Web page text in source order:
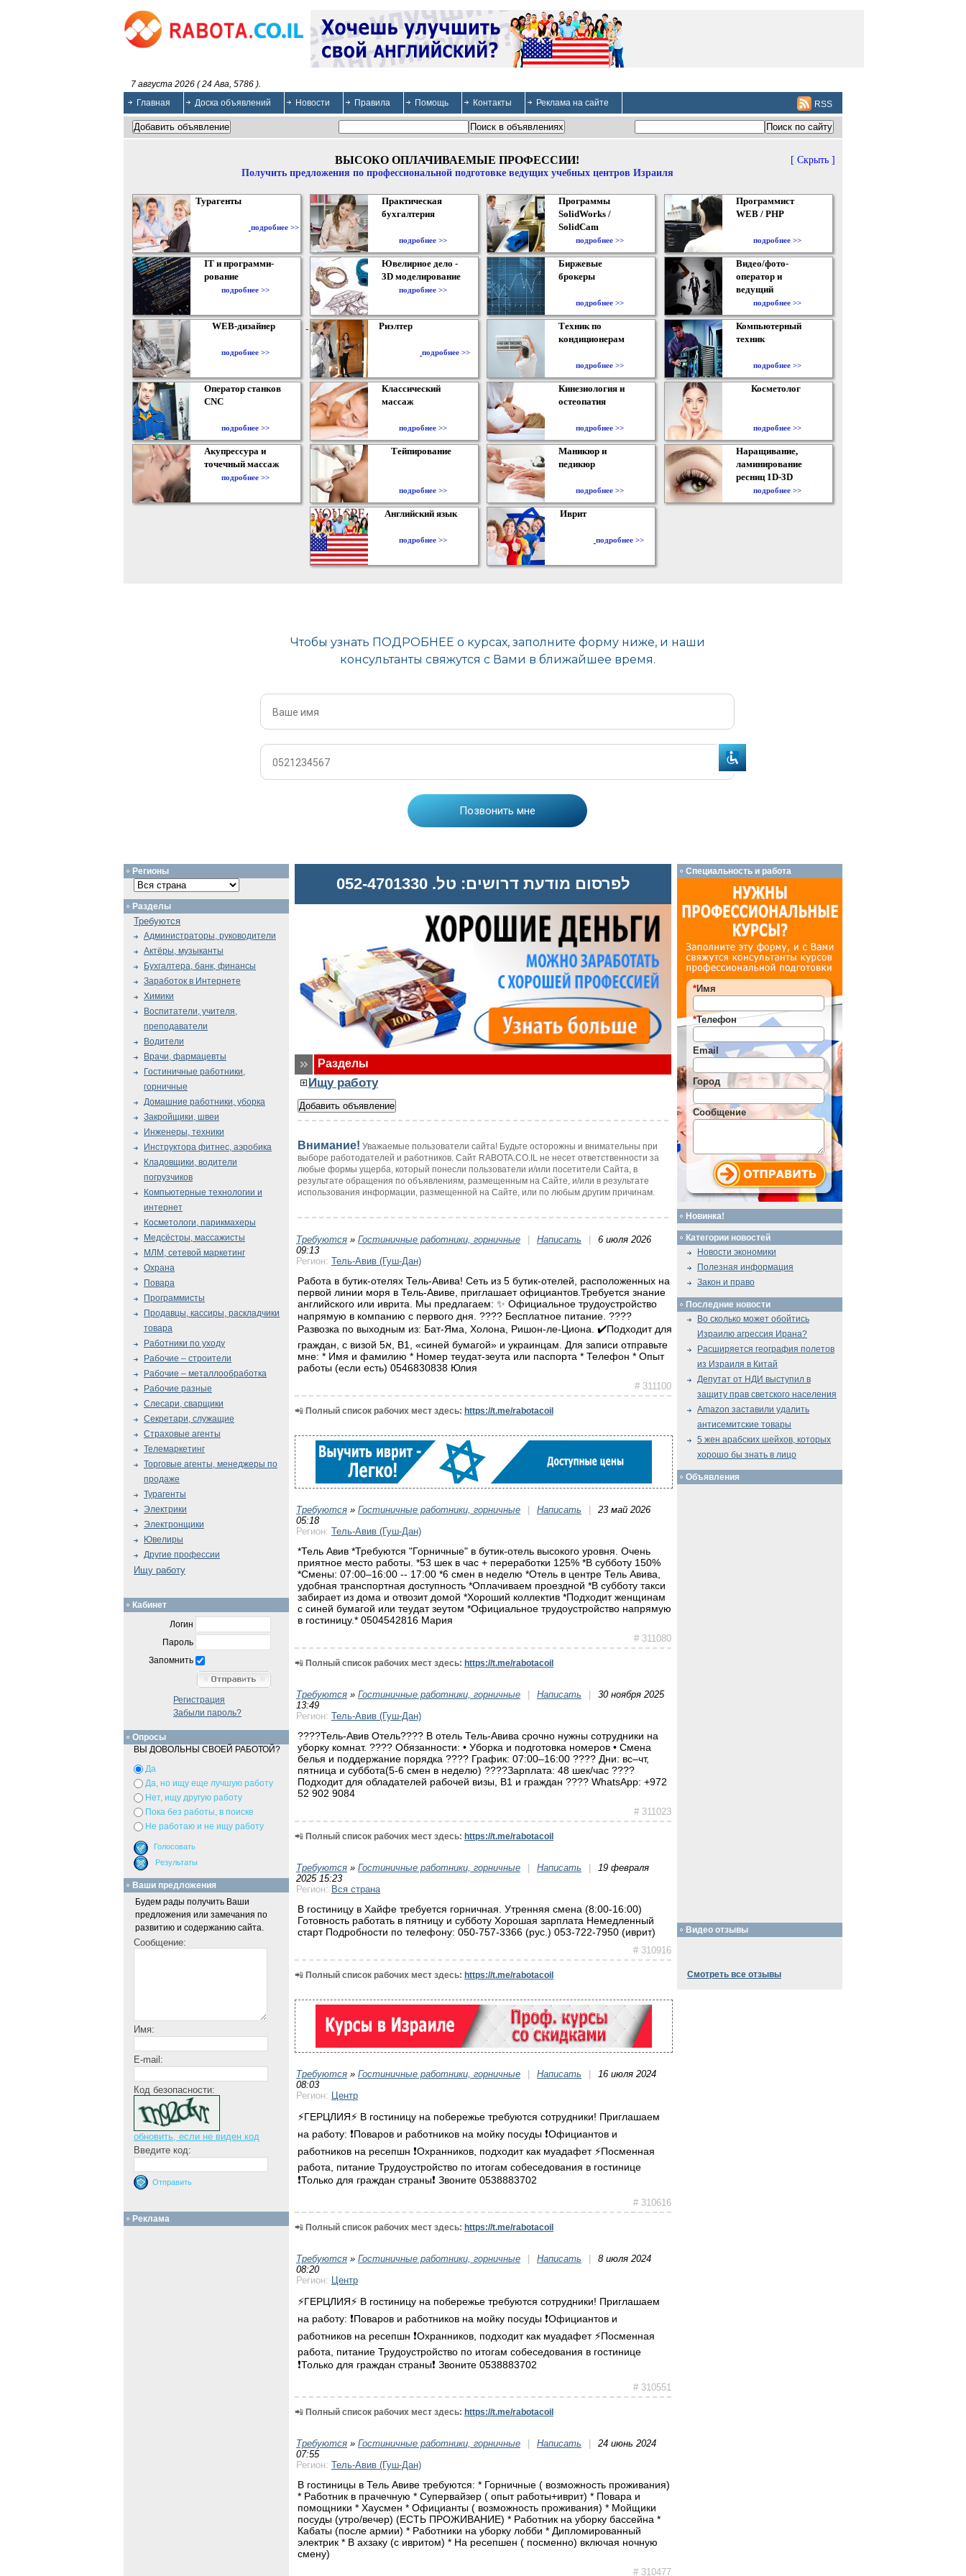
7 августа 2026 ( 24 Ава, 5786 ).
Главная
Доска объявлений Новости Правила Помощь Контакты Реклама на сайте RSS
[ Скрыть ]
ВЫСОКО ОПЛАЧИВАЕМЫЕ ПРОФЕССИИ!
Получить предложения по профессиональной подготовке ведущих учебных центров Израиля
Турагенты
подробнее >>
Практическая
бухгалтерия
подробнее >>
Программы
SolidWorks /
SolidCam
подробнее >>
Программист
WEB / PHP
подробнее >>
IT и программи-
рование
подробнее >>
Ювелирное дело -
3D моделирование
подробнее >>
Биржевые
брокеры
подробнее >>
Видео/фото-
оператор и
ведущий
подробнее >>
WEB-дизайнер
подробнее >>
Риэлтер
подробнее >>
Техник по
кондиционерам
подробнее >>
Компьютерный
техник
подробнее >>
Оператор станков
CNC
подробнее >>
Классический
массаж
подробнее >>
Кинезиология и
остеопатия
подробнее >>
Косметолог
подробнее >>
Акупрессура и
точечный массаж
подробнее >>
Тейпирование
подробнее >>
Маникюр и
педикюр
подробнее >>
Наращивание,
ламинирование
ресниц 1D-3D
подробнее >>
Английский язык
подробнее >>
Иврит
подробнее >>
לפרסום מודעת דרושים: טל. 052-4701330
Разделы
Ищу работу
Внимание! Уважаемые пользователи сайта! Будьте осторожны и внимательны при
выборе работодателей и работников. Сайт RABOTA.CO.IL не несет ответственности за
любые формы ущерба, который понесли пользователи и/или посетители Сайта, в
результате обращения по объявлениям, размещенным на Сайте, и/или в результате
использования информации, размещенной на Сайте, или по любым другим причинам.
Требуются » Гостиничные работники, горничные | Написать |
6 июля 2026
09:13
Регион: Тель-Авив (Гуш-Дан)
Работа в бутик-отелях Тель-Авива! Сеть из 5 бутик-отелей, расположенных на
первой линии моря в Тель-Авиве, приглашает официантов.Требуется знание
английского или иврита. Мы предлагаем: ✨ Официальное трудоустройство
напрямую в компанию с первого дня. ????️ Бесплатное питание. ????
Развозка по выходным из: Бат-Яма, Холона, Ришон-ле-Циона. ✔️Подходит для
граждан, с визой א5, B1, «синей бумагой» и украинцам. Для записи отправьте
мне: * Имя и фамилию * Номер теудат-зеута или паспорта * Телефон * Опыт
работы (если есть) 0546830838 Юлия
# 311100
📲 Полный список рабочих мест здесь: https://t.me/rabotacoil
Требуются » Гостиничные работники, горничные | Написать |
23 май 2026
05:18
Регион: Тель-Авив (Гуш-Дан)
*Тель Авив *Требуются "Горничные" в бутик-отель высокого уровня. Очень
приятное место работы. *53 шек в час + переработки 125% *В субботу 150%
*Смены: 07:00–16:00 -- 17:00 *6 смен в неделю *Отель в центре Тель Авива,
удобная транспортная доступность *Оплачиваем проездной *В субботу такси
забирает из дома и отвозит домой *Хороший коллектив *Подходит женщинам
с синей бумагой или теудат зеутом *Официальное трудоустройство напрямую
в гостиницу.* ‪0504542816‬ Мария
# 311080
📲 Полный список рабочих мест здесь: https://t.me/rabotacoil
Требуются » Гостиничные работники, горничные | Написать |
30 ноября 2025
13:49
Регион: Тель-Авив (Гуш-Дан)
????Тель-Авив Отель???? В отель Тель-Авива срочно нужны сотрудники на
уборку комнат. ???? Обязанности: • Уборка и подготовка номеров • Смена
белья и поддержание порядка ???? График: 07:00–16:00 ???? Дни: вс–чт,
пятница и суббота(5-6 смен в неделю) ????Зарплата: 48 шек/час ????
Подходит для обладателей рабочей визы, B1 и граждан ???? WhatsApp: +972
52 902 9084
# 311023
📲 Полный список рабочих мест здесь: https://t.me/rabotacoil
Требуются » Гостиничные работники, горничные | Написать |
19 февраля
2025 15:23
Регион: Вся страна
В гостиницу в Хайфе требуется горничная. Утренняя смена (8:00-16:00)
Готовность работать в пятницу и субботу Хорошая зарплата Немедленный
старт Подробности по телефону: 050-757-3366 (рус.) 053-722-7950 (иврит)
# 310916
📲 Полный список рабочих мест здесь: https://t.me/rabotacoil
Требуются » Гостиничные работники, горничные | Написать |
16 июля 2024
08:03
Регион: Центр
⚡️ГЕРЦЛИЯ⚡️ В гостиницу на побережье требуются сотрудники! Приглашаем
на работу: ❗️Поваров и работников на мойку посуды ❗️Официантов и
работников на ресепшн ❗️Охранников, подходит как муадафет ⚡️Посменная
работа, питание Трудоустройство по итогам собеседования в гостинице
❗️Только для граждан страны❗️ Звоните 0538883702
# 310616
📲 Полный список рабочих мест здесь: https://t.me/rabotacoil
Требуются » Гостиничные работники, горничные | Написать |
8 июля 2024
08:20
Регион: Центр
⚡️ГЕРЦЛИЯ⚡️ В гостиницу на побережье требуются сотрудники! Приглашаем
на работу: ❗️Поваров и работников на мойку посуды ❗️Официантов и
работников на ресепшн ❗️Охранников, подходит как муадафет ⚡️Посменная
работа, питание Трудоустройство по итогам собеседования в гостинице
❗️Только для граждан страны❗️ Звоните 0538883702
# 310551
📲 Полный список рабочих мест здесь: https://t.me/rabotacoil
Требуются » Гостиничные работники, горничные | Написать |
24 июнь 2024
07:55
Регион: Тель-Авив (Гуш-Дан)
В гостиницы в Тель Авиве требуются: * Горничные ( возможность проживания)
* Работник в прачечную * Супервайзер ( опыт работы+иврит) * Повара и
помощники * Хаусмен * Официанты ( возможность проживания) * Мойщики
посуды (утро/вечер) (ЕСТЬ ПРОЖИВАНИЕ) * Работник на уборку бассейна *
Кабаты (после армии) * Работники на уборку лобби * Дипломированный
электрик * В ахзаку (с ивритом) * На ресепшен ( посменно) включая ночную
смену)
# 310477
Регионы
Разделы
Требуются
Администраторы, руководители
Актёры, музыканты
Бухгалтера, банк, финансы
Заработок в Интернете
Химики
Воспитатели, учителя,
преподаватели
Водители
Врачи, фармацевты
Гостиничные работники,
горничные
Домашние работники, уборка
Закройщики, швеи
Инженеры, техники
Инструктора фитнес, аэробика
Кладовщики, водители
погрузчиков
Компьютерные технологии и
интернет
Косметологи, парикмахеры
Медсёстры, массажисты
МЛМ, сетевой маркетинг
Охрана
Повара
Программисты
Продавцы, кассиры, раскладчики
товара
Работники по уходу
Рабочие – строители
Рабочие – металлообработка
Рабочие разные
Слесари, сварщики
Секретари, служащие
Страховые агенты
Телемаркетинг
Торговые агенты, менеджеры по
продаже
Турагенты
Электрики
Электронщики
Ювелиры
Другие профессии
Ищу работу
Кабинет
Логин
Пароль
Запомнить
Регистрация
Забыли пароль?
Опросы
ВЫ ДОВОЛЬНЫ СВОЕЙ РАБОТОЙ?
Да
Да, но ищу еще лучшую работу
Нет, ищу другую работу
Пока без работы, в поиске
Не работаю и не ищу работу
Ваши предложения
Будем рады получить Ваши
предложения или замечания по
развитию и содержанию сайта.
Сообщение:
Имя:
E-mail:
Код безопасности:
обновить, если не виден код
Введите код:
Реклама
Специальность и работа
*Имя
*Телефон
Email
Город
Сообщение
Новинка!
Категории новостей
Новости экономики
Полезная информация
Закон и право
Последние новости
Во сколько может обойтись
Израилю агрессия Ирана?
Расширяется география полетов
из Израиля в Китай
Депутат от НДИ выступил в
защиту прав светского населения
Amazon заставили удалить
антисемитские товары
5 жен арабских шейхов, которых
хорошо бы знать в лицо
Объявления
Видео отзывы
Смотреть все отзывы